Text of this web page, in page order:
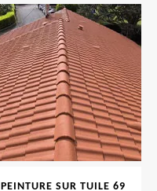
PEINTURE SUR TUILE 69